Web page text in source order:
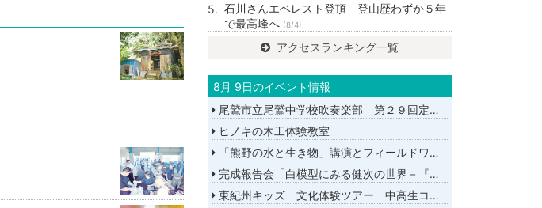
石川さんエベレスト登頂 登山歴わずか５年
で最高峰へ (8/4)
アクセスランキング一覧
8月 9日のイベント情報
尾鷲市立尾鷲中学校吹奏楽部 第２９回定期演奏会
ヒノキの木工体験教室
「熊野の水と生き物」講演とフィールドワーク
完成報告会「白模型にみる健次の世界－『千年の愉楽』『奇蹟』より－」
東紀州キッズ 文化体験ツアー 中高生コース